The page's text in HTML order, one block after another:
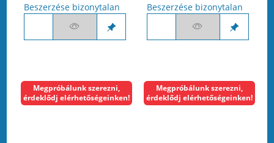
Beszerzése bizonytalan Beszerzése bizonytalan
Megpróbálunk szerezni,
érdeklődj elérhetőségeinken!
Megpróbálunk szerezni,
érdeklődj elérhetőségeinken!